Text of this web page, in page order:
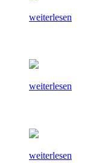
weiterlesen
weiterlesen
weiterlesen